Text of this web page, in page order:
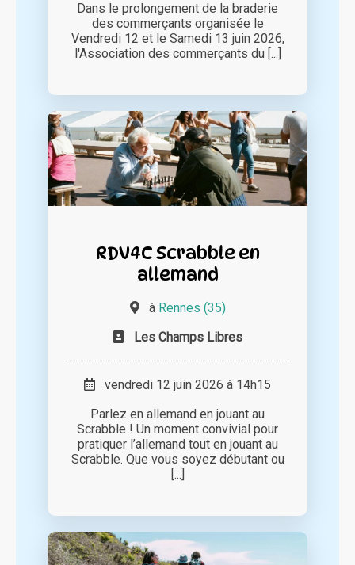
Dans le prolongement de la braderie
des commerçants organisée le
Vendredi 12 et le Samedi 13 juin 2026,
l'Association des commerçants du [...]
RDV4C Scrabble en
allemand
à Rennes (35)
Les Champs Libres
vendredi 12 juin 2026 à 14h15
Parlez en allemand en jouant au
Scrabble ! Un moment convivial pour
pratiquer l’allemand tout en jouant au
Scrabble. Que vous soyez débutant ou
[...]